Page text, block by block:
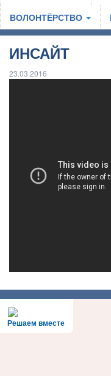
ВОЛОНТЁРСТВО
ИНСАЙТ
23.03.2016
Решаем вместе